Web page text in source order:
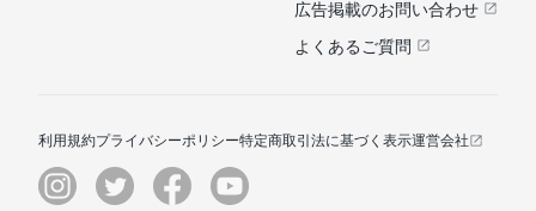
広告掲載のお問い合わせ
よくあるご質問
利用規約プライバシーポリシー特定商取引法に基づく表示運営会社